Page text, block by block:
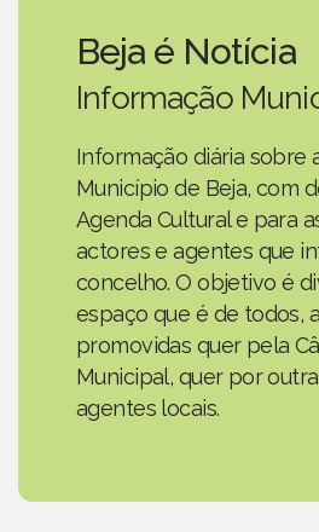
Beja é Notícia
Informação
Informação diária sobre
Município de Beja, com
Agenda Cultural e para
actores e agentes que
concelho. O objetivo é
espaço que é de todos,
promovidas quer pela
Municipal, quer por
agentes locais.